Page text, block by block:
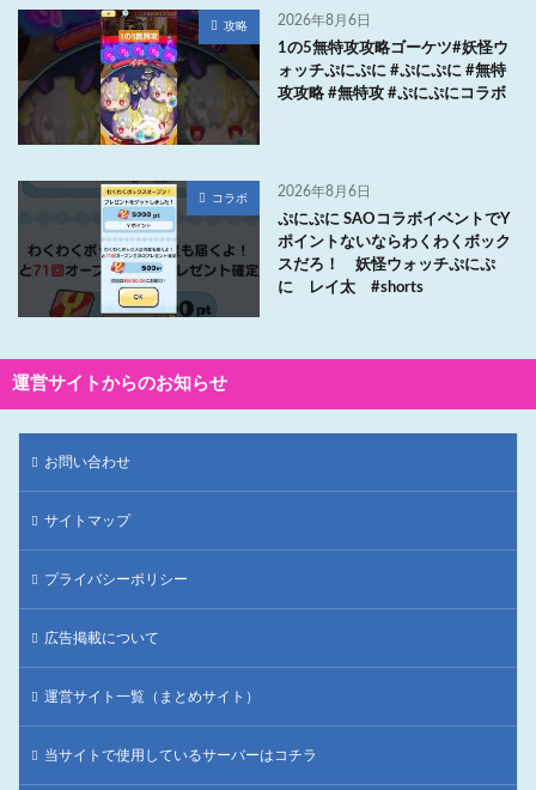
攻略 2026年8月6日
1の5無特攻攻略ゴーケツ#妖怪ウ
ォッチぷにぷに #ぷにぷに #無特
攻攻略 #無特攻 #ぷにぷにコラボ
コラボ 2026年8月6日
ぷにぷに SAOコラボイベントでY
ポイントないならわくわくボック
スだろ！ 妖怪ウォッチぷにぷ
に レイ太 #shorts
運営サイトからのお知らせ
お問い合わせ
サイトマップ
プライバシーポリシー
広告掲載について
運営サイト一覧（まとめサイト）
当サイトで使用しているサーバーはコチラ